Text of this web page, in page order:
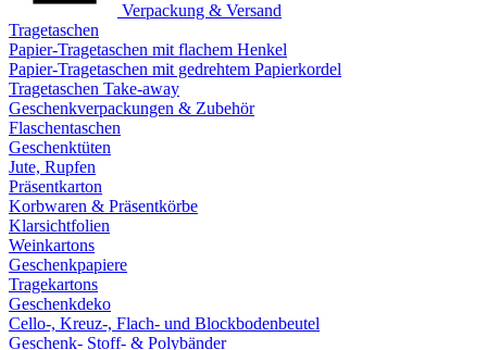
Verpackung & Versand
Tragetaschen
Papier-Tragetaschen mit flachem Henkel
Papier-Tragetaschen mit gedrehtem Papierkordel
Tragetaschen Take-away
Geschenkverpackungen & Zubehör
Flaschentaschen
Geschenktüten
Jute, Rupfen
Präsentkarton
Korbwaren & Präsentkörbe
Klarsichtfolien
Weinkartons
Geschenkpapiere
Tragekartons
Geschenkdeko
Cello-, Kreuz-, Flach- und Blockbodenbeutel
Geschenk- Stoff- & Polybänder